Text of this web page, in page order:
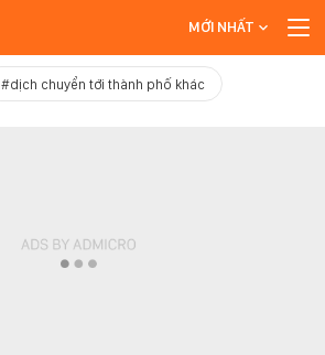
MỚI NHẤT
#dịch chuyển tới thành phố khác